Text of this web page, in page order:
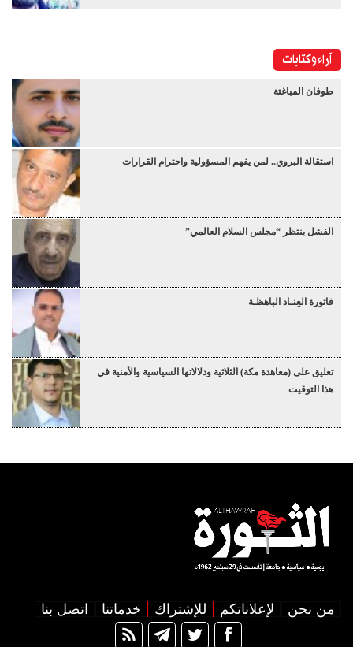
آراء وكتابات
طوفان المباغتة
استقالة البروي.. لمن يفهم المسؤولية واحترام القرارات
الفشل ينتظر “مجلس السلام العالمي”
فاتورة العِنـاد الباهظـة
تعليق على (معاهدة مكة) الثلاثية ودلالاتها السياسية والأمنية في
هذا التوقيت
من نحن لإعلاناتكم للإشتراك خدماتنا اتصل بنا